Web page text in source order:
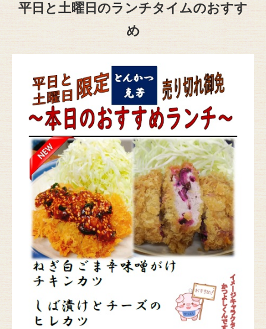
平日と土曜日のランチタイムのおすす
め